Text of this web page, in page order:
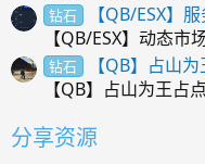
钻石
【QB/ESX】
【QB/ESX】动态
钻石
【QB】占山
【QB】占山为王占
分享资源